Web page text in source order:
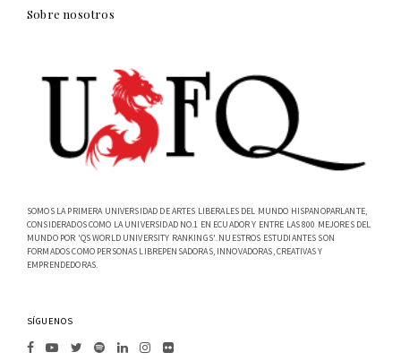
Sobre nosotros
SOMOS LA PRIMERA UNIVERSIDAD DE ARTES LIBERALES DEL MUNDO HISPANOPARLANTE,
CONSIDERADOS COMO LA UNIVERSIDAD NO.1 EN ECUADOR Y ENTRE LAS 800 MEJORES DEL
MUNDO POR 'QS WORLD UNIVERSITY RANKINGS'. NUESTROS ESTUDIANTES SON
FORMADOS COMO PERSONAS LIBREPENSADORAS, INNOVADORAS, CREATIVAS Y
EMPRENDEDORAS.
SÍGUENOS